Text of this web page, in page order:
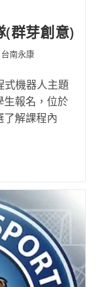
(群芽創意)
台南永康
式機器人主題
生報名，位於
了解課程內